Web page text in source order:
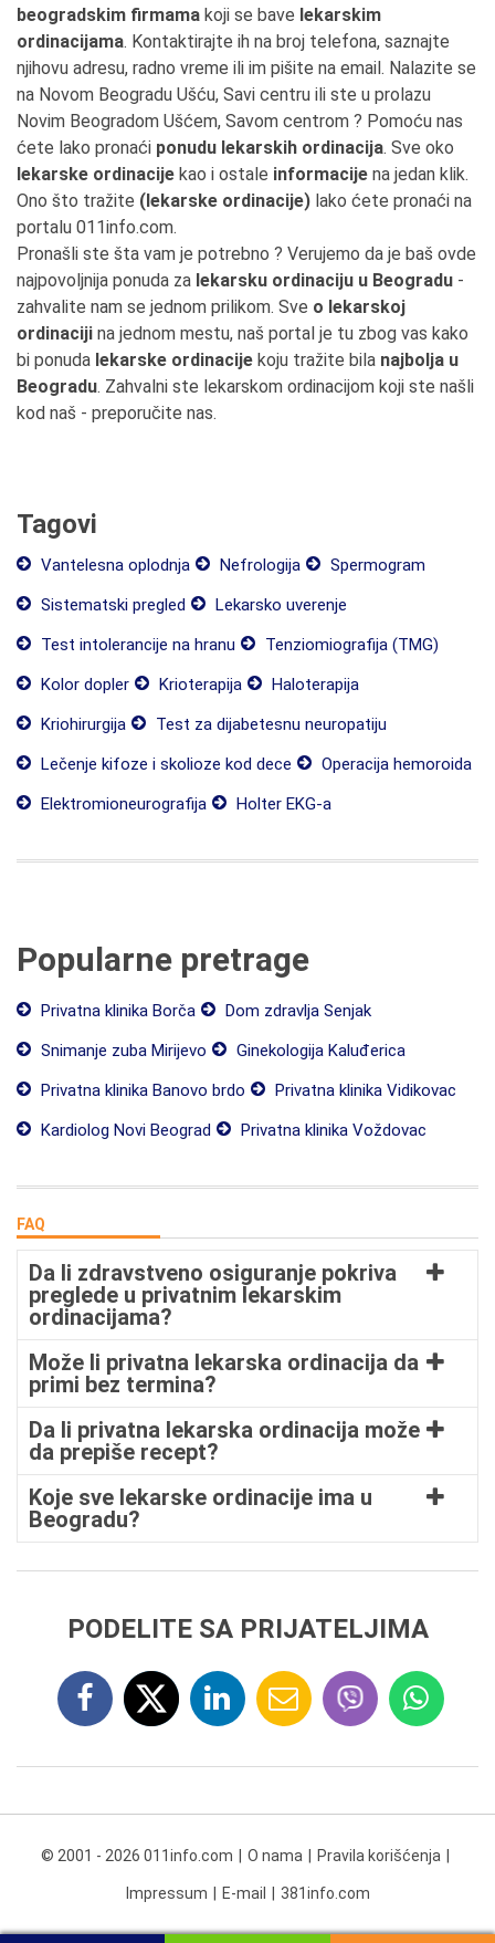
beogradskim firmama koji se bave lekarskim
ordinacijama. Kontaktirajte ih na broj telefona, saznajte
njihovu adresu, radno vreme ili im pišite na email. Nalazite se
na Novom Beogradu Ušću, Savi centru ili ste u prolazu
Novim Beogradom Ušćem, Savom centrom ? Pomoću nas
ćete lako pronaći ponudu lekarskih ordinacija. Sve oko
lekarske ordinacije kao i ostale informacije na jedan klik.
Ono što tražite (lekarske ordinacije) lako ćete pronaći na
portalu 011info.com.
Pronašli ste šta vam je potrebno ? Verujemo da je baš ovde
najpovoljnija ponuda za lekarsku ordinaciju u Beogradu -
zahvalite nam se jednom prilikom. Sve o lekarskoj
ordinaciji na jednom mestu, naš portal je tu zbog vas kako
bi ponuda lekarske ordinacije koju tražite bila najbolja u
Beogradu. Zahvalni ste lekarskom ordinacijom koji ste našli
kod naš - preporučite nas.
Tagovi
Vantelesna oplodnja Nefrologija
Spermogram
Sistematski pregled
Lekarsko uverenje
Test intolerancije na hranu
Tenziomiografija (TMG)
Kolor dopler
Krioterapija
Haloterapija
Kriohirurgija
Test za dijabetesnu neuropatiju
Lečenje kifoze i skolioze kod dece
Operacija hemoroida
Elektromioneurografija
Holter EKG-a
Popularne pretrage
Privatna klinika Borča
Dom zdravlja Senjak
Snimanje zuba Mirijevo
Ginekologija Kaluđerica
Privatna klinika Banovo brdo
Privatna klinika Vidikovac
Kardiolog Novi Beograd
Privatna klinika Voždovac
FAQ
Da li zdravstveno osiguranje pokriva
preglede u privatnim lekarskim
ordinacijama?
Može li privatna lekarska ordinacija da
primi bez termina?
Da li privatna lekarska ordinacija može
da prepiše recept?
Koje sve lekarske ordinacije ima u
Beogradu?
PODELITE SA PRIJATELJIMA
© 2001 - 2026 011info.com O nama Pravila korišćenja
Impressum E-mail 381info.com